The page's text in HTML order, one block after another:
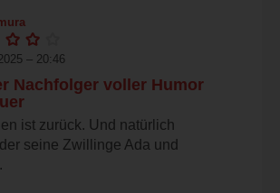
– 20:46
Nachfolger voller Humor
ist zurück. Und natürlich
seine Zwillinge Ada und